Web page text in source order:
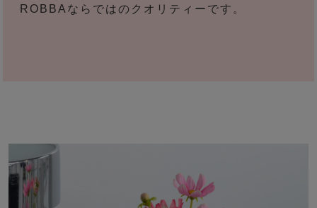
ROBBAならではのクオリティーです。